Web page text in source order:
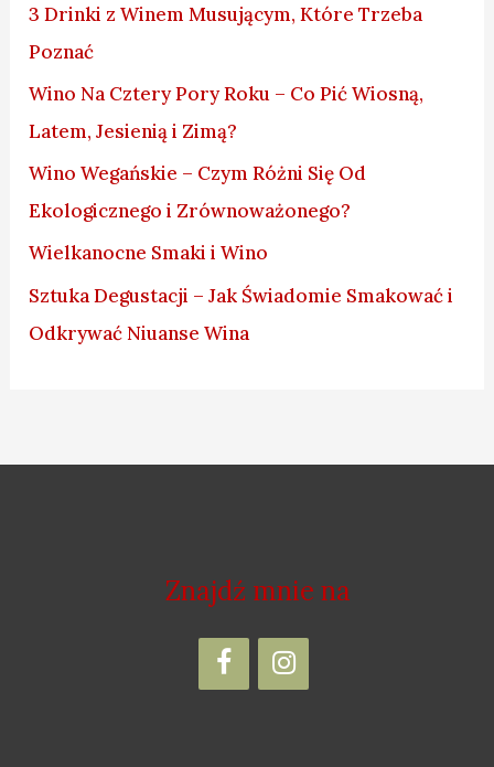
3 Drinki z Winem Musującym, Które Trzeba
Poznać
Wino Na Cztery Pory Roku – Co Pić Wiosną,
Latem, Jesienią i Zimą?
Wino Wegańskie – Czym Różni Się Od
Ekologicznego i Zrównoważonego?
Wielkanocne Smaki i Wino
Sztuka Degustacji – Jak Świadomie Smakować i
Odkrywać Niuanse Wina
Znajdź mnie na